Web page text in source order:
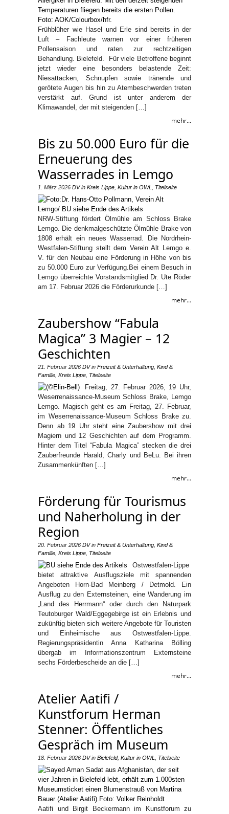
Frühblüher wie Hasel und Erle sind bereits in der
Luft – Fachleute warnen vor einer früheren
Pollensaison und raten zur rechtzeitigen
Behandlung. Bielefeld. Für viele Betroffene beginnt
jetzt wieder eine besonders belastende Zeit:
Niesattacken, Schnupfen sowie tränende und
gerötete Augen bis hin zu Atembeschwerden treten
verstärkt auf. Grund ist unter anderem der
Klimawandel, der mit steigenden […]
mehr...
Bis zu 50.000 Euro für die
Erneuerung des
Wasserrades in Lemgo
1. März 2026 DVin Kreis Lippe Kultur in OWL Titelseite
NRW-Stiftung fördert Ölmühle am Schloss Brake
Lemgo. Die denkmalgeschützte Ölmühle Brake von
1808 erhält ein neues Wasserrad. Die Nordrhein-
Westfalen-Stiftung stellt dem Verein Alt Lemgo e.
V. für den Neubau eine Förderung in Höhe von bis
zu 50.000 Euro zur Verfügung.Bei einem Besuch in
Lemgo überreichte Vorstandsmitglied Dr. Ute Röder
am 17. Februar 2026 die Förderurkunde […]
mehr...
Zaubershow “Fabula
Magica” 3 Magier – 12
Geschichten
21. Februar 2026 DVin Freizeit & Unterhaltung Kind &
Familie Kreis Lippe Titelseite
Freitag, 27. Februar 2026, 19 Uhr,
Weserrenaissance-Museum Schloss Brake, Lemgo
Lemgo. Magisch geht es am Freitag, 27. Februar,
im Weserrenaissance-Museum Schloss Brake zu.
Denn ab 19 Uhr steht eine Zaubershow mit drei
Magiern und 12 Geschichten auf dem Programm.
Hinter dem Titel “Fabula Magica” stecken die drei
Zauberfreunde Harald, Charly und BeLu. Bei ihren
Zusammenkünften […]
mehr...
Förderung für Tourismus
und Naherholung in der
Region
20. Februar 2026 DVin Freizeit & Unterhaltung Kind &
Familie Kreis Lippe Titelseite
Ostwestfalen-Lippe
bietet attraktive Ausflugsziele mit spannenden
Angeboten Horn-Bad Meinberg / Detmold. Ein
Ausflug zu den Externsteinen, eine Wanderung im
„Land des Herrmann“ oder durch den Naturpark
Teutoburger Wald/Eggegebirge ist ein Erlebnis und
zukünftig bieten sich weitere Angebote für Touristen
und Einheimische aus Ostwestfalen-Lippe.
Regierungspräsidentin Anna Katharina Bölling
übergab im Informationszentrum Externsteine
sechs Förderbescheide an die […]
mehr...
Atelier Aatifi /
Kunstforum Herman
Stenner: Öffentliches
Gespräch im Museum
18. Februar 2026 DVin Bielefeld, Kultur in OWL Titelseite
Aatifi und Birgit Beckermann im Kunstforum zu